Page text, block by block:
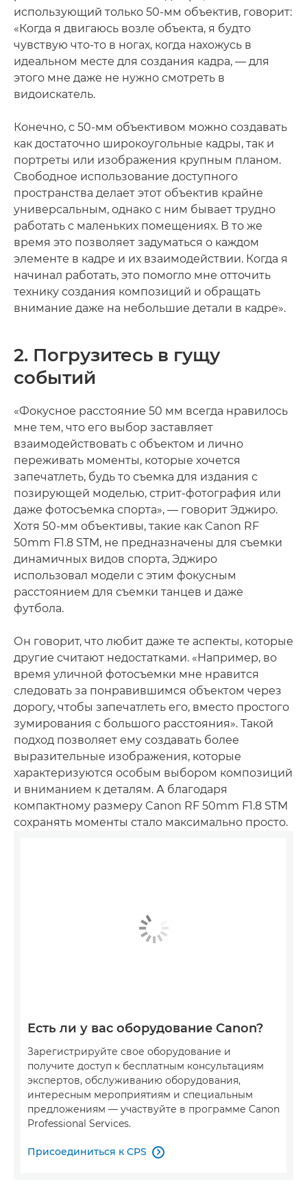
использующий только 50-мм объектив, говорит:
«Когда я двигаюсь возле объекта, я будто
чувствую что-то в ногах, когда нахожусь в
идеальном месте для создания кадра, — для
этого мне даже не нужно смотреть в
видоискатель.
Конечно, с 50-мм объективом можно создавать
как достаточно широкоугольные кадры, так и
портреты или изображения крупным планом.
Свободное использование доступного
пространства делает этот объектив крайне
универсальным, однако с ним бывает трудно
работать с маленьких помещениях. В то же
время это позволяет задуматься о каждом
элементе в кадре и их взаимодействии. Когда я
начинал работать, это помогло мне отточить
технику создания композиций и обращать
внимание даже на небольшие детали в кадре».
2. Погрузитесь в гущу
событий
«Фокусное расстояние 50 мм всегда нравилось
мне тем, что его выбор заставляет
взаимодействовать с объектом и лично
переживать моменты, которые хочется
запечатлеть, будь то съемка для издания с
позирующей моделью, стрит-фотография или
даже фотосъемка спорта», — говорит Эджиро.
Хотя 50-мм объективы, такие как Canon RF
50mm F1.8 STM, не предназначены для съемки
динамичных видов спорта, Эджиро
использовал модели с этим фокусным
расстоянием для съемки танцев и даже
футбола.
Он говорит, что любит даже те аспекты, которые
другие считают недостатками. «Например, во
время уличной фотосъемки мне нравится
следовать за понравившимся объектом через
дорогу, чтобы запечатлеть его, вместо простого
зумирования с большого расстояния». Такой
подход позволяет ему создавать более
выразительные изображения, которые
характеризуются особым выбором композиций
и вниманием к деталям. А благодаря
компактному размеру Canon RF 50mm F1.8 STM
сохранять моменты стало максимально просто.
Есть ли у вас оборудование Canon?
Зарегистрируйте свое оборудование и
получите доступ к бесплатным консультациям
экспертов, обслуживанию оборудования,
интересным мероприятиям и специальным
предложениям — участвуйте в программе Canon
Professional Services.
Присоединиться к CPS 